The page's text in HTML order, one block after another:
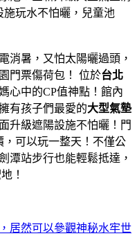
消暑，又怕太陽曬過頭，
門票傷荷包！ 位於台北
心中的CP值神點！館內
有孩子們最愛的大型氣墊
升級遮陽設施不怕曬！門
，可以玩一整天！不僅公
潭站步行也能輕鬆抵達，
！
居然可以參觀神秘水牢世